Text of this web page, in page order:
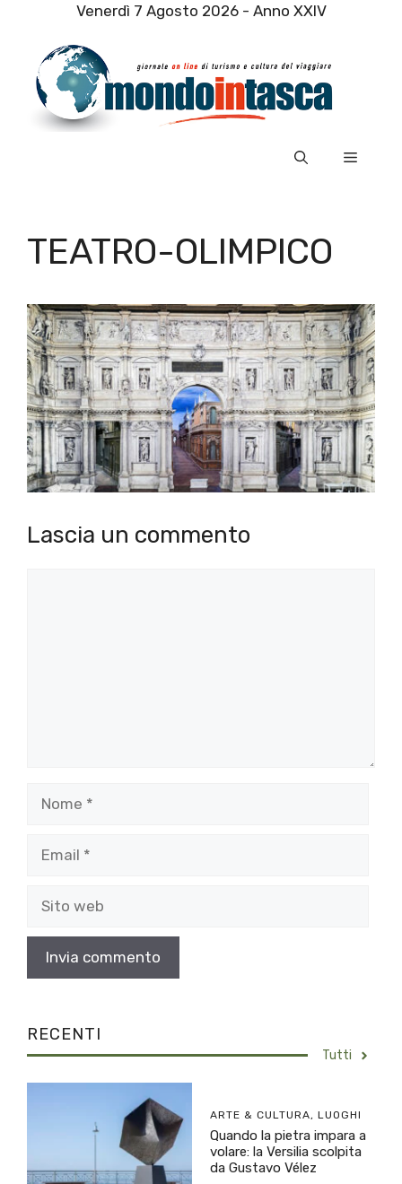
contenuto
Venerdì 7 Agosto 2026 - Anno XXIV
Menu
TEATRO-OLIMPICO
Lascia un commento
RECENTI
Tutti
ARTE & CULTURA, LUOGHI
Quando la pietra impara a
volare: la Versilia scolpita
da Gustavo Vélez